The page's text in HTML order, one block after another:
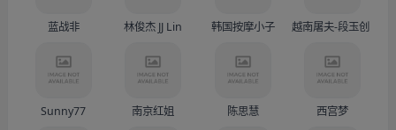
蓝战非 林俊杰 JJ Lin 韩国按摩小子 越南屠夫-段玉创（
Sunny77 南京红姐 陈思慧 西宫梦